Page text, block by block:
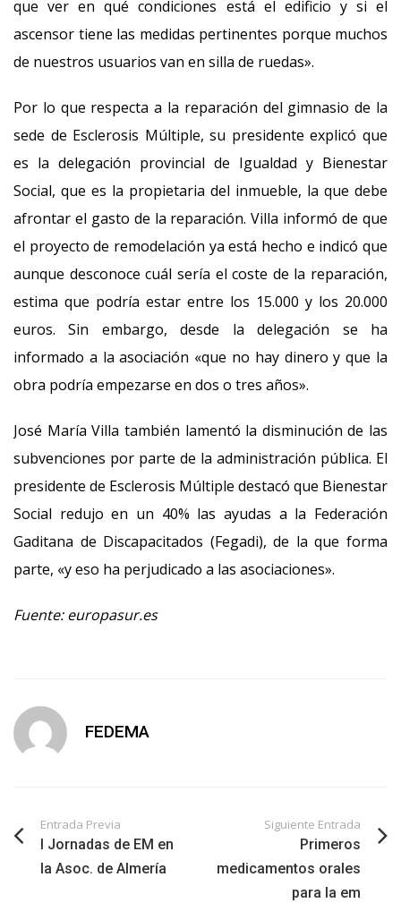
que ver en qué condiciones está el edificio y si el
ascensor tiene las medidas pertinentes porque muchos
de nuestros usuarios van en silla de ruedas».
Por lo que respecta a la reparación del gimnasio de la
sede de Esclerosis Múltiple, su presidente explicó que
es la delegación provincial de Igualdad y Bienestar
Social, que es la propietaria del inmueble, la que debe
afrontar el gasto de la reparación. Villa informó de que
el proyecto de remodelación ya está hecho e indicó que
aunque desconoce cuál sería el coste de la reparación,
estima que podría estar entre los 15.000 y los 20.000
euros. Sin embargo, desde la delegación se ha
informado a la asociación «que no hay dinero y que la
obra podría empezarse en dos o tres años».
José María Villa también lamentó la disminución de las
subvenciones por parte de la administración pública. El
presidente de Esclerosis Múltiple destacó que Bienestar
Social redujo en un 40% las ayudas a la Federación
Gaditana de Discapacitados (Fegadi), de la que forma
parte, «y eso ha perjudicado a las asociaciones».
Fuente: europasur.es
FEDEMA
Entrada Previa
I Jornadas de EM en
la Asoc. de Almería
Siguiente Entrada
Primeros
medicamentos orales
para la em